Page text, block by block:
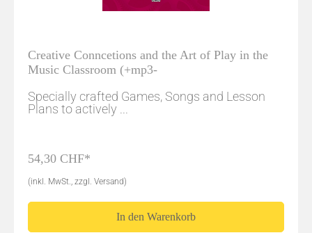
Creative Conncetions and the Art of Play in the
Music Classroom (+mp3-
Specially crafted Games, Songs and Lesson
Plans to actively ...
54,30 CHF*
(inkl. MwSt., zzgl. Versand)
In den Warenkorb